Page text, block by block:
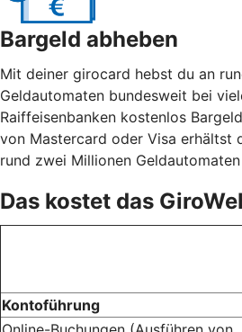
Bargeld abheben
Mit deiner girocard hebst du an
Geldautomaten bundesweit bei
Raiffeisenbanken kostenlos
von Mastercard oder Visa erhältst
rund zwei Millionen
Das kostet das
Kontoführung